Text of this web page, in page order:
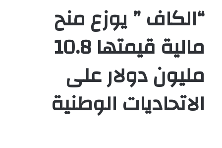
“الكاف ” يوزع منح
مالية قيمتها 10.8
مليون دولار على
الاتحاديات الوطنية